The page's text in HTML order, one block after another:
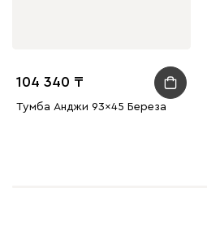
104 340
Тумба Анджи 93x45 Береза